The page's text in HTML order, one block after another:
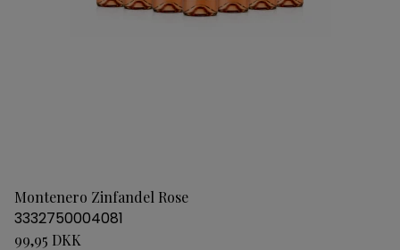
Montenero Zinfandel Rose
3332750004081
99,95 DKK